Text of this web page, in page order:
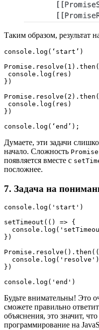
Таким образом, результат
console.log(‘start’)
})
})
console.log(‘end’);
Думаете, эти задачи
начало. Сложность Promise
появляется вместе с
посложнее.
7. Задача на
console.log('start')
setTimeout(() => {
})
  console.log('resolve')
})
console.log('end')
Будьте внимательны! Это
сможете правильно
объяснения, это значит,
программирование на